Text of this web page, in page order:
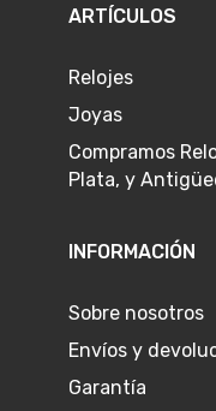
ARTÍCULOS
Relojes
Joyas
Compramos
Plata, y
INFORMACIÓN
Sobre nosotros
Envíos y
Garantía